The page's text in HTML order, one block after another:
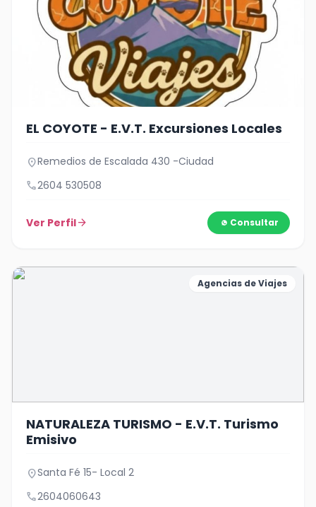
EL COYOTE - E.V.T. Excursiones Locales
location_onRemedios de Escalada 430 -Ciudad
call2604 530508
Ver Perfilarrow_forward Consultar
Agencias de Viajes
NATURALEZA TURISMO - E.V.T. Turismo
Emisivo
location_onSanta Fé 15- Local 2
call2604060643